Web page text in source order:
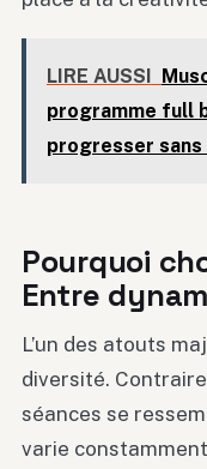
LIRE AUSSI
programme full
progresser
Pourquoi
Entre
L’un des atouts
diversité.
séances se
varie